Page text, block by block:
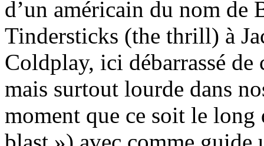
d’un américain du nom de
Tindersticks (the thrill) à
Coldplay, ici débarrassé
mais surtout lourde dans
moment que ce soit le